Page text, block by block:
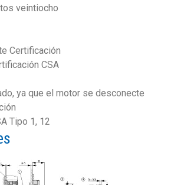
veintiocho
Certificación
CSA
ya que el motor se desconecte
Tipo 1, 12